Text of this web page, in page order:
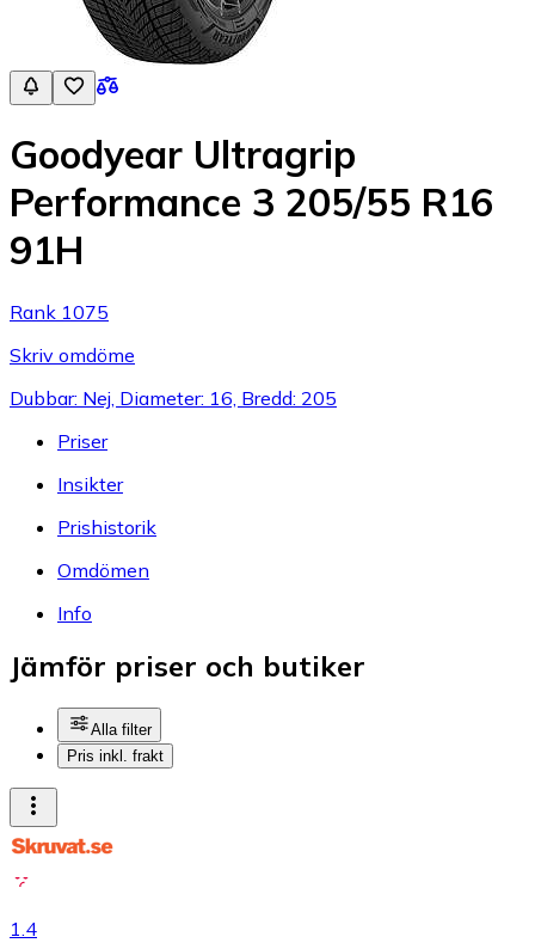
Goodyear Ultragrip
Performance 3 205/55 R16
91H
Rank 1075
Skriv omdöme
Dubbar: Nej, Diameter: 16, Bredd: 205
Priser
Insikter
Prishistorik
Omdömen
Info
Jämför priser och butiker
Alla filter
Pris inkl. frakt
1.4